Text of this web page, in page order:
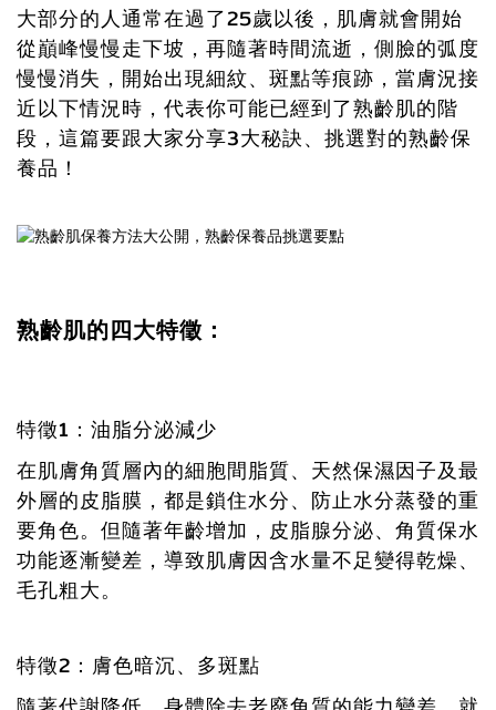
大部分的人通常在過了25歲以後，肌膚就會開始
從巔峰慢慢走下坡，再隨著時間流逝，側臉的弧度
慢慢消失，開始出現細紋、斑點等痕跡，當膚況接
近以下情況時，代表你可能已經到了熟齡肌的階
段，這篇要跟大家分享3大秘訣、挑選對的熟齡保
養品！
熟齡肌的四大特徵：
特徵1：油脂分泌減少
在肌膚角質層內的細胞間脂質、天然保濕因子及最
外層的皮脂膜，都是鎖住水分、防止水分蒸發的重
要角色。但隨著年齡增加，皮脂腺分泌、角質保水
功能逐漸變差，導致肌膚因含水量不足變得乾燥、
毛孔粗大。
特徵2：膚色暗沉、多斑點